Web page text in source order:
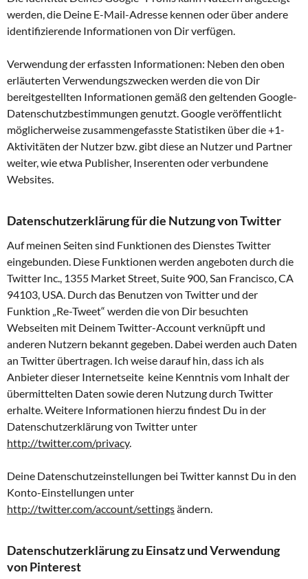
werden, die Deine E-Mail-Adresse kennen oder über andere
identifizierende Informationen von Dir verfügen.
Verwendung der erfassten Informationen: Neben den oben
erläuterten Verwendungszwecken werden die von Dir
bereitgestellten Informationen gemäß den geltenden Google-
Datenschutzbestimmungen genutzt. Google veröffentlicht
möglicherweise zusammengefasste Statistiken über die +1-
Aktivitäten der Nutzer bzw. gibt diese an Nutzer und Partner
weiter, wie etwa Publisher, Inserenten oder verbundene
Websites.
Datenschutzerklärung für die Nutzung von Twitter
Auf meinen Seiten sind Funktionen des Dienstes Twitter
eingebunden. Diese Funktionen werden angeboten durch die
Twitter Inc., 1355 Market Street, Suite 900, San Francisco, CA
94103, USA. Durch das Benutzen von Twitter und der
Funktion „Re-Tweet“ werden die von Dir besuchten
Webseiten mit Deinem Twitter-Account verknüpft und
anderen Nutzern bekannt gegeben. Dabei werden auch Daten
an Twitter übertragen. Ich weise darauf hin, dass ich als
Anbieter dieser Internetseite keine Kenntnis vom Inhalt der
übermittelten Daten sowie deren Nutzung durch Twitter
erhalte. Weitere Informationen hierzu findest Du in der
Datenschutzerklärung von Twitter unter
http://twitter.com/privacy.
Deine Datenschutzeinstellungen bei Twitter kannst Du in den
Konto-Einstellungen unter
http://twitter.com/account/settingsändern.
Datenschutzerklärung zu Einsatz und Verwendung
von Pinterest